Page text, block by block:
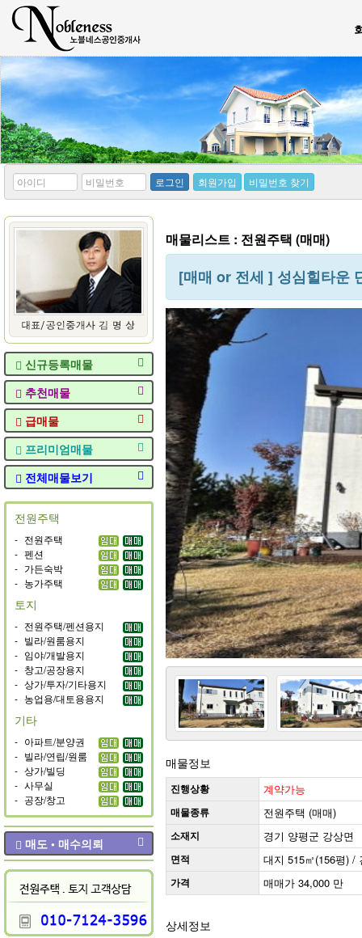
*
아
디
*
비
번
호
로그인 회원가입 비밀번호 찾기
신규등록매물
추천매물
급매물
프리미엄매물
전체매물보기
전원주택
- 전원주택
- 펜션
- 가든숙박
- 농가주택
토지
- 전원주택/펜션용지
- 빌라/원룸용지
- 임야/개발용지
- 창고/공장용지
- 상가/투자/기타용지
- 농업용/대토용용지
기타
- 아파트/분양권
- 빌라/연립/원룸
- 상가/빌딩
- 사무실
- 공장/창고
매도 • 매수의뢰
매물리스트 : 전원주택 (매매)
[매매 or 전세 ] 성심힐타운
매물정보
진행상황 계약가능
매물종류 전원주택 (매매)
소재지 경기 양평군 강상면
면적 대지 515㎡(156평) /
가격 매매가 34,000 만
상세정보